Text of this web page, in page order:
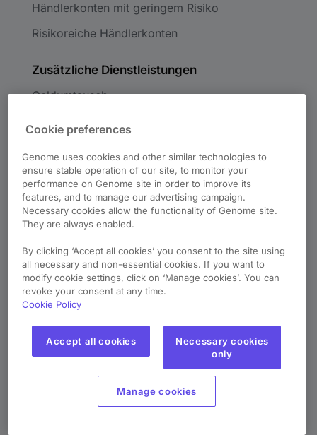
Händlerkonten mit geringem Risiko
Risikoreiche Händlerkonten
Zusätzliche Dienstleistungen
Geldumtausch
Gemeinsames Geschäftskonto
Geldüberweisungen per API
iGaming-Zahlungen
Genome-App
Kundensupport
Benachrichtigungen in Echtzeit
Branchen der Kaufleute
E-commerce
Transport
Veranstaltungsbranche
Cookie preferences
Genome uses cookies and other similar technologies to
ensure stable operation of our site, to monitor your
performance on Genome site in order to improve its
features, and to manage our advertising campaign.
Necessary cookies allow the functionality of Genome site.
They are always enabled.
By clicking ‘Accept all cookies’ you consent to the site using
all necessary and non-essential cookies. If you want to
modify cookie settings, click on ‘Manage cookies’. You can
revoke your consent at any time.
Cookie Policy
Accept all cookies
Necessary cookies
only
Manage cookies